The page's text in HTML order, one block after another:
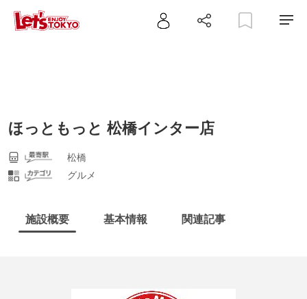
ほっともっと 松橋インター店
松橋
グルメ
施設概要 基本情報 関連記事